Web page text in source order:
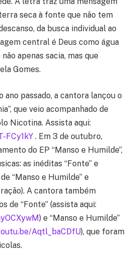
seca à fonte que não tem
da busca individual ao
central é Deus como água
apenas sacia, mas que
Gomes.
ano passado, a cantora lançou o
que veio acompanhado de
Nicotina. Assista aqui:
FCy1kY . Em 3 de outubro,
do EP “Manso e Humilde”,
as inéditas “Fonte” e
“Manso e Humilde” e
A cantora também
de “Fonte” (assista aqui:
) e “Manso e Humilde”
Aqtl_baCDfU), que foram